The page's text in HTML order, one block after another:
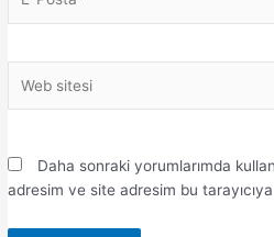
Posta*
sitesi
Daha sonraki yorumlarımda
adresim ve site adresim bu